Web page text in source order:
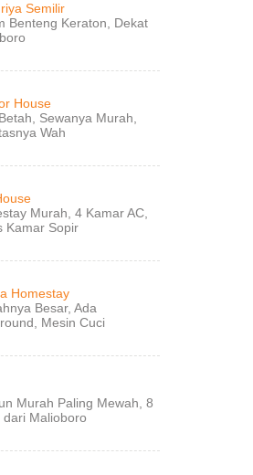
Semilir
Benteng Keraton, Dekat
House
Sewanya Murah,
Wah
Murah, 4 Kamar AC,
Kamar Sopir
Homestay
Besar, Ada
Mesin Cuci
Murah Paling Mewah, 8
dari Malioboro